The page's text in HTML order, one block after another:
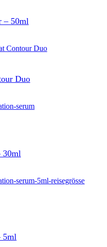
– 50ml
Duo
30ml
5ml